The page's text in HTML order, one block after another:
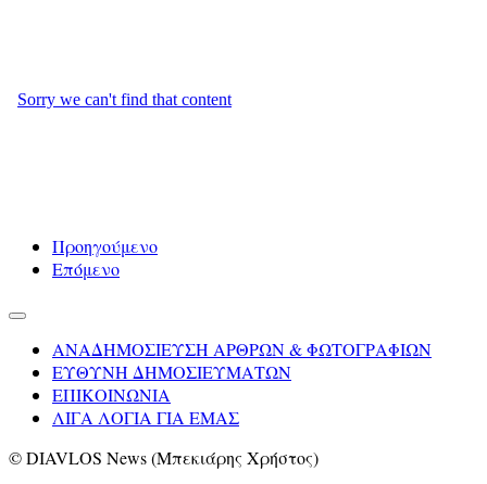
Προηγούμενο
Επόμενο
ΑΝΑΔΗΜΟΣΙΕΥΣΗ ΑΡΘΡΩΝ & ΦΩΤΟΓΡΑΦΙΩΝ
ΕΥΘΥΝΗ ΔΗΜΟΣΙΕΥΜΑΤΩΝ
ΕΠΙΚΟΙΝΩΝΙΑ
ΛΙΓΑ ΛΟΓΙΑ ΓΙΑ ΕΜΑΣ
© DIAVLOS News (Μπεκιάρης Χρήστος)